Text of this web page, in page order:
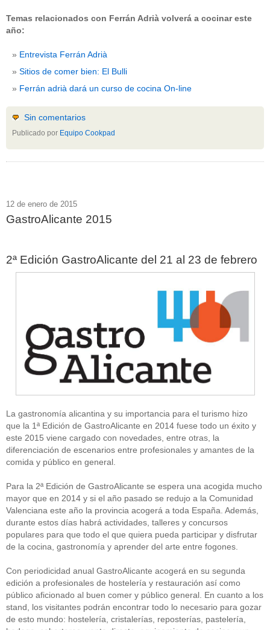
Temas relacionados con Ferrán Adrià volverá a cocinar este
año:
Entrevista Ferrán Adrià
Sitios de comer bien: El Bulli
Ferrán adrià dará un curso de cocina On-line
Sin comentarios
Publicado por Equipo Cookpad
12 de enero de 2015
GastroAlicante 2015
2ª Edición GastroAlicante del 21 al 23 de febrero
La gastronomía alicantina y su importancia para el turismo hizo
que la 1ª Edición de GastroAlicante en 2014 fuese todo un éxito y
este 2015 viene cargado con novedades, entre otras, la
diferenciación de escenarios entre profesionales y amantes de la
comida y público en general.
Para la 2ª Edición de GastroAlicante se espera una acogida mucho
mayor que en 2014 y si el año pasado se redujo a la Comunidad
Valenciana este año la provincia acogerá a toda España. Además,
durante estos días habrá actividades, talleres y concursos
populares para que todo el que quiera pueda participar y disfrutar
de la cocina, gastronomía y aprender del arte entre fogones.
Con periodicidad anual GastroAlicante acogerá en su segunda
edición a profesionales de hostelería y restauración así como
público aficionado al buen comer y público general. En cuanto a los
stand, los visitantes podrán encontrar todo lo necesario para gozar
de esto mundo: hostelería, cristalerías, reposterías, pastelería,